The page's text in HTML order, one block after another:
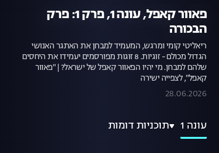
פאוור קאפל, עונה 1, פרק 1: פרק
הבכורה
ריאליטי קומי ומרגש, המעמיד למבחן את האתגר האנושי
הגדול מכולם - זוגיות. 8 זוגות מפורסמים יעמידו את היחסים
שלהם למבחן. מי יהיו הפאוור קאפל של ישראל? | "פאוור
קאפל", לצפייה ישירה
28.06.2026
עונה 1 תוכניות דומות